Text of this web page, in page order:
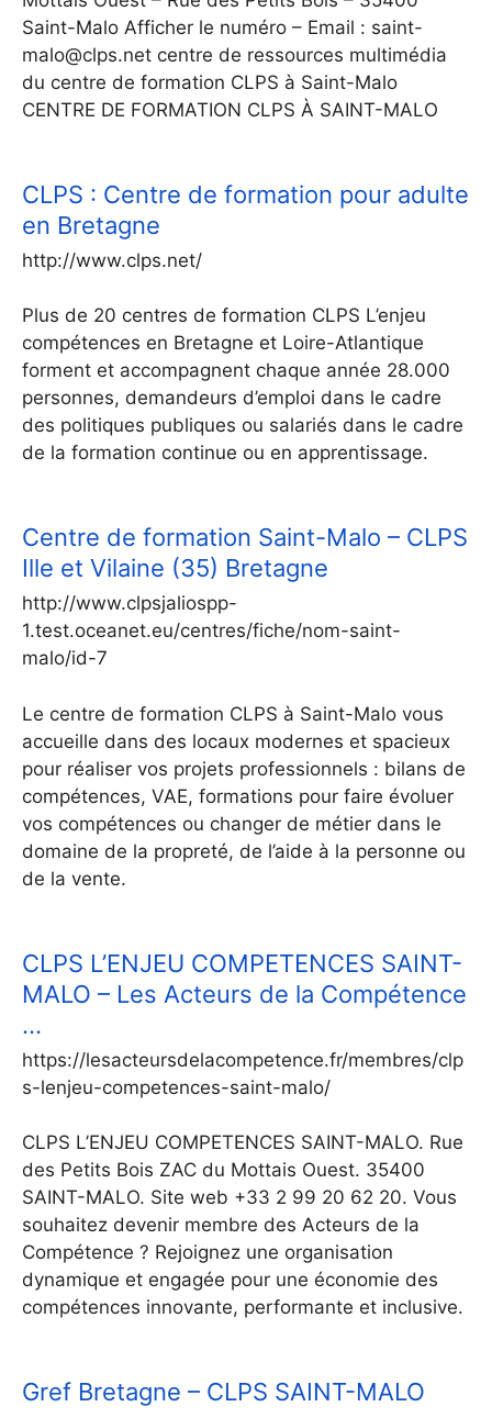
Saint-Malo Afficher le numéro – Email : saint-
malo@clps.net centre de ressources multimédia
du centre de formation CLPS à Saint-Malo
CENTRE DE FORMATION CLPS À SAINT-MALO
CLPS : Centre de formation pour adulte
en Bretagne
http://www.clps.net/
Plus de 20 centres de formation CLPS L’enjeu
compétences en Bretagne et Loire-Atlantique
forment et accompagnent chaque année 28.000
personnes, demandeurs d’emploi dans le cadre
des politiques publiques ou salariés dans le cadre
de la formation continue ou en apprentissage.
Centre de formation Saint-Malo – CLPS
Ille et Vilaine (35) Bretagne
http://www.clpsjaliospp-
1.test.oceanet.eu/centres/fiche/nom-saint-
malo/id-7
Le centre de formation CLPS à Saint-Malo vous
accueille dans des locaux modernes et spacieux
pour réaliser vos projets professionnels : bilans de
compétences, VAE, formations pour faire évoluer
vos compétences ou changer de métier dans le
domaine de la propreté, de l’aide à la personne ou
de la vente.
CLPS L’ENJEU COMPETENCES SAINT-
MALO – Les Acteurs de la Compétence
…
https://lesacteursdelacompetence.fr/membres/clp
s-lenjeu-competences-saint-malo/
CLPS L’ENJEU COMPETENCES SAINT-MALO. Rue
des Petits Bois ZAC du Mottais Ouest. 35400
SAINT-MALO. Site web +33 2 99 20 62 20. Vous
souhaitez devenir membre des Acteurs de la
Compétence ? Rejoignez une organisation
dynamique et engagée pour une économie des
compétences innovante, performante et inclusive.
Gref Bretagne – CLPS SAINT-MALO